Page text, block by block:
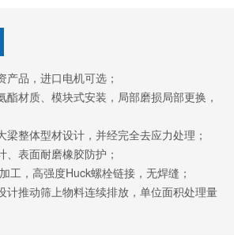
品，进口电机可选；
酯材质、模块式安装，局部磨损局部更换，
梁整体型材设计，并经完全去应力处理；
表面耐磨橡胶防护；
工，高强度Huck螺栓链接，无焊缝；
计推动筛上物料连续排放，单位面积处理量